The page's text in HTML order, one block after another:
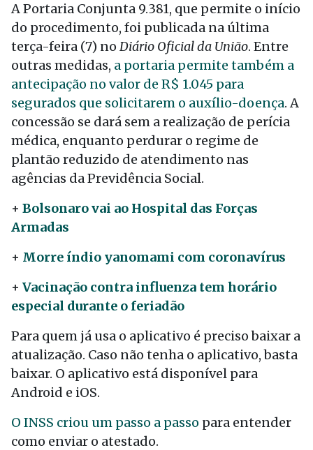
A Portaria Conjunta 9.381, que permite o início
do procedimento, foi publicada na última
terça-feira (7) no Diário Oficial da União. Entre
outras medidas, a portaria permite também a
antecipação no valor de R$ 1.045 para
segurados que solicitarem o auxílio-doença. A
concessão se dará sem a realização de perícia
médica, enquanto perdurar o regime de
plantão reduzido de atendimento nas
agências da Previdência Social.
+ Bolsonaro vai ao Hospital das Forças
Armadas
+ Morre índio yanomami com coronavírus
+ Vacinação contra influenza tem horário
especial durante o feriadão
Para quem já usa o aplicativo é preciso baixar a
atualização. Caso não tenha o aplicativo, basta
baixar. O aplicativo está disponível para
Android e iOS.
O INSS criou um passo a passo para entender
como enviar o atestado.